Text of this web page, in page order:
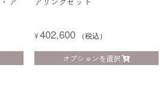
¥402,600 （税込）
オプションを選択